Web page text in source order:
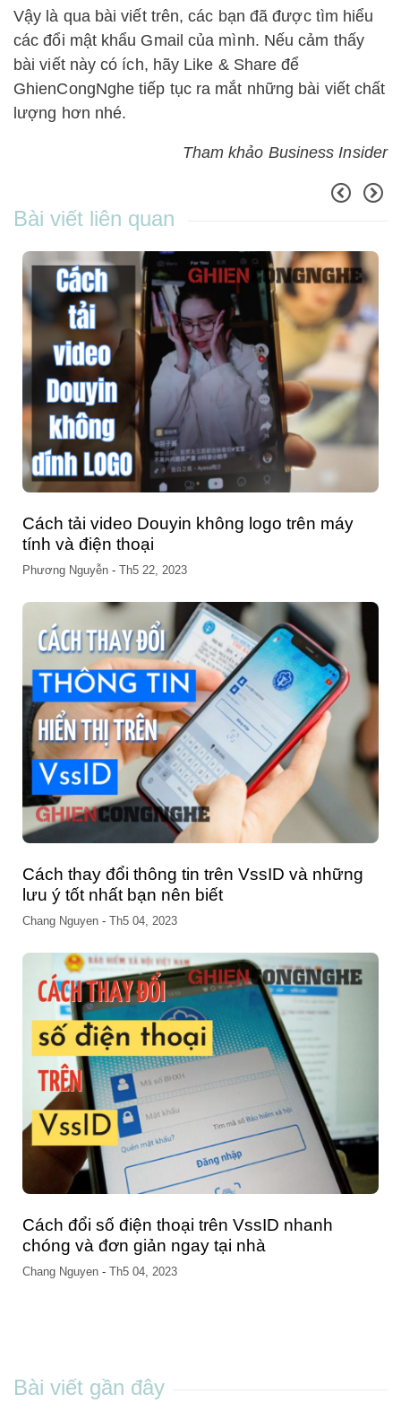
Vậy là qua bài viết trên, các bạn đã được tìm hiểu
các đổi mật khẩu Gmail của mình. Nếu cảm thấy
bài viết này có ích, hãy Like & Share để
GhienCongNghe tiếp tục ra mắt những bài viết chất
lượng hơn nhé.
Tham khảo Business Insider
Bài viết liên quan
Cách tải video Douyin không logo trên máy
tính và điện thoại
Phương Nguyễn - Th5 22, 2023
Cách thay đổi thông tin trên VssID và những
lưu ý tốt nhất bạn nên biết
Chang Nguyen - Th5 04, 2023
Cách đổi số điện thoại trên VssID nhanh
chóng và đơn giản ngay tại nhà
Chang Nguyen - Th5 04, 2023
Bài viết gần đây